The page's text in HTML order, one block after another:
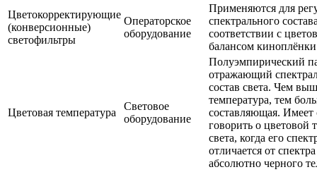
Цветокорректирующие
(конверсионные)
светофильтры
Операторское
оборудование
Применяются для
спектрального
соответствии с
балансом
Цветовая температура
Световое
оборудование
Полуэмпирический
отражающий
состав света. Чем
температура, тем
составляющая. Имеет
говорить о цветовой
света, когда его
отличается от
абсолютно черного